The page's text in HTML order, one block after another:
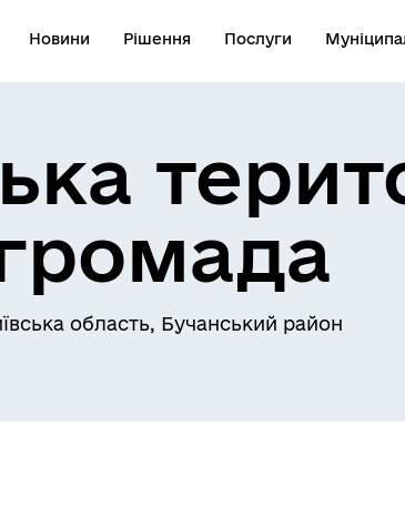
Новини Рішення Послуги
область, Бучанський район